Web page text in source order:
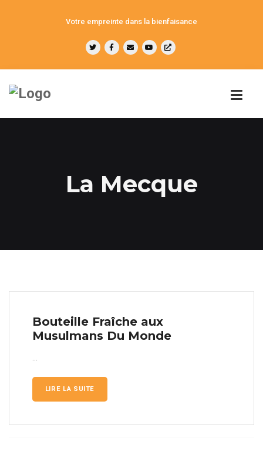
Votre empreinte dans la bienfaisance
La Mecque
Bouteille Fraîche aux
Musulmans Du Monde
...
LIRE LA SUITE